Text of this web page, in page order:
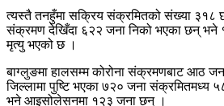
त्यस्तै तनहुँमा सक्रिय संक्रमितको संख्या ३१८
संक्रमण देखिँदा ६२२ जना निको भएका छन्
मृत्यु भएको छ ।
बाग्लुङमा हालसम्म कोरोना संक्रमणबाट आठ
जिल्लामा पुष्टि भएका ७२० जना संक्रमितमध्य
भने आइसोलेसनमा १२३ जना छन् ।